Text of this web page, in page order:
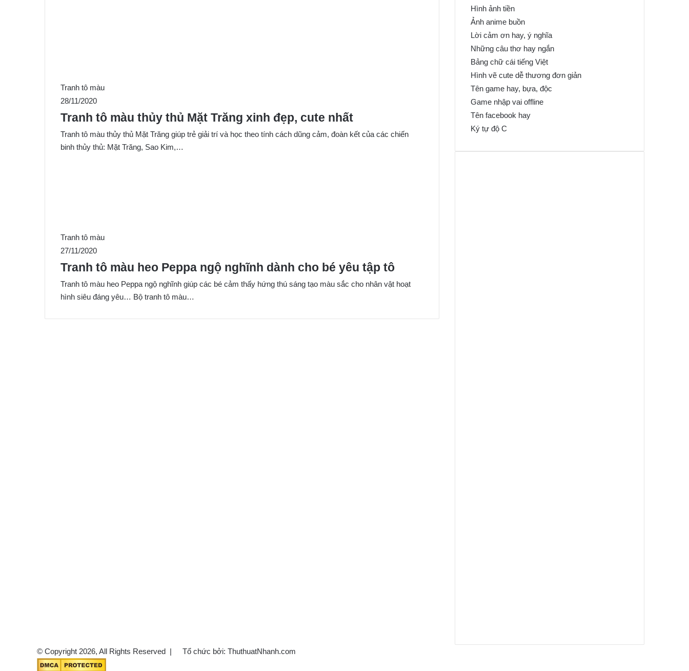
Tranh tô màu
28/11/2020
Tranh tô màu thủy thủ Mặt Trăng xinh đẹp, cute nhất
Tranh tô màu thủy thủ Mặt Trăng giúp trẻ giải trí và học theo tính cách dũng cảm, đoàn kết của các chiến
binh thủy thủ: Mặt Trăng, Sao Kim,…
Tranh tô màu
27/11/2020
Tranh tô màu heo Peppa ngộ nghĩnh dành cho bé yêu tập tô
Tranh tô màu heo Peppa ngộ nghĩnh giúp các bé cảm thấy hứng thú sáng tạo màu sắc cho nhân vật hoạt
hình siêu đáng yêu… Bộ tranh tô màu…
Hình ảnh tiền
Ảnh anime buồn
Lời cảm ơn hay, ý nghĩa
Những câu thơ hay ngắn
Bảng chữ cái tiếng Việt
Hình vẽ cute dễ thương đơn giản
Tên game hay, bựa, độc
Game nhập vai offline
Tên facebook hay
Ký tự độ C
© Copyright 2026, All Rights Reserved | Tổ chức bởi: ThuthuatNhanh.com